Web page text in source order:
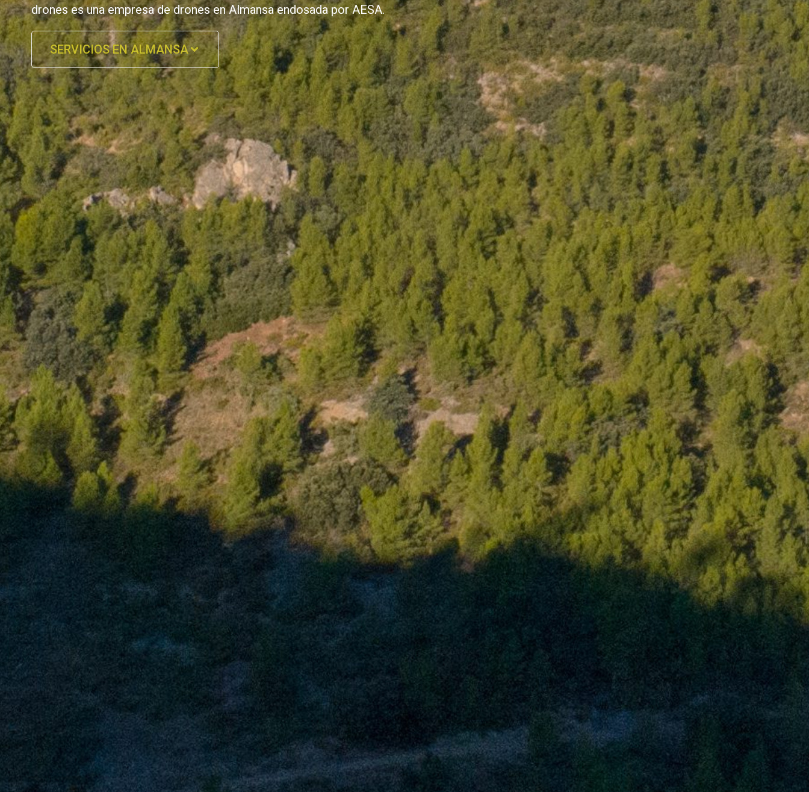
drones es una empresa de drones en Almansa endosada por AESA.
SERVICIOS EN ALMANSA